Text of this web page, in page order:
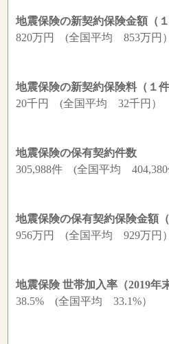
地震保険の新契約保険金額（
820万円 (全国平均 853万円）
地震保険の新契約保険料（１
20千円 (全国平均 32千円）
地震保険の保有契約件数
305,988件 (全国平均 404,380
地震保険の保有契約保険金額
956万円 (全国平均 929万円）
地震保険 世帯加入率（2019年
38.5% (全国平均 33.1%）